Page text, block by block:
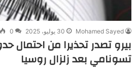
Mohamed Sayed 30 يوليو، 2025 0
بيرو تصدر تحذيرا من احتمال
تسونامي بعد زلزال روسيا